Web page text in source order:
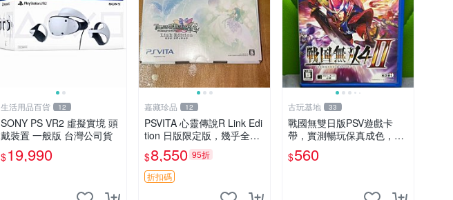
生活用品百貨 12
SONY PS VR2 虛擬實境 頭
戴裝置 一般版 台灣公司貨
$19,990
嘉藏珍品 12
PSVITA 心靈傳說R Link Edi
tion 日版限定版，幾乎全
新，配件齊全，原裝包裝
盒，說明書，底座，掛件，
布袋，卡都在，游戲光盤已
拆封但保存
$8,550 95折
折扣碼
古玩基地 33
戰國無雙日版PSV遊戲卡
帶，實測暢玩保真成色，圖
例對應確保收貨，售出概不
退換 戰國無雙 PSV 日版 游
$560